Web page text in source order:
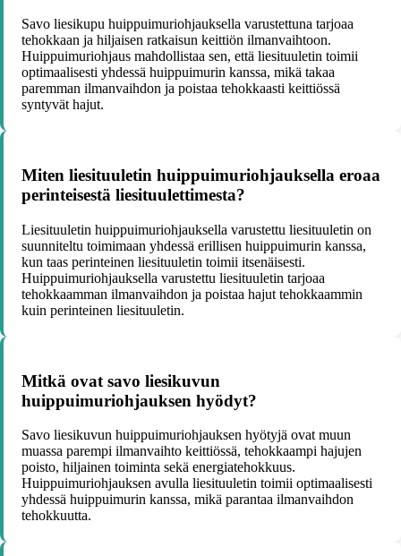
Savo liesikupu huippuimuriohjauksella varustettuna tarjoaa
tehokkaan ja hiljaisen ratkaisun keittiön ilmanvaihtoon.
Huippuimuriohjaus mahdollistaa sen, että liesituuletin toimii
optimaalisesti yhdessä huippuimurin kanssa, mikä takaa
paremman ilmanvaihdon ja poistaa tehokkaasti keittiössä
syntyvät hajut.
Miten liesituuletin huippuimuriohjauksella eroaa
perinteisestä liesituulettimesta?
Liesituuletin huippuimuriohjauksella varustettu liesituuletin on
suunniteltu toimimaan yhdessä erillisen huippuimurin kanssa,
kun taas perinteinen liesituuletin toimii itsenäisesti.
Huippuimuriohjauksella varustettu liesituuletin tarjoaa
tehokkaamman ilmanvaihdon ja poistaa hajut tehokkaammin
kuin perinteinen liesituuletin.
Mitkä ovat savo liesikuvun
huippuimuriohjauksen hyödyt?
Savo liesikuvun huippuimuriohjauksen hyötyjä ovat muun
muassa parempi ilmanvaihto keittiössä, tehokkaampi hajujen
poisto, hiljainen toiminta sekä energiatehokkuus.
Huippuimuriohjauksen avulla liesituuletin toimii optimaalisesti
yhdessä huippuimurin kanssa, mikä parantaa ilmanvaihdon
tehokkuutta.